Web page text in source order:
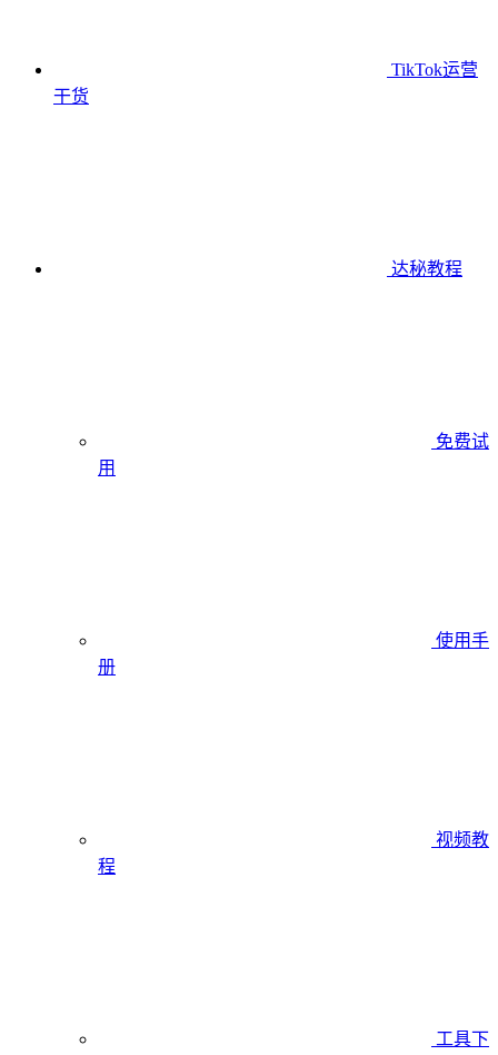
TikTok运营
干货
达秘教程
免费试
用
使用手
册
视频教
程
工具下